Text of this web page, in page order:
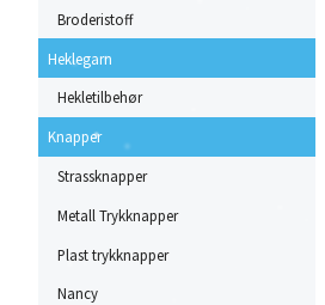
Broderistoff
Heklegarn
Hekletilbehør
Knapper
Strassknapper
Metall Trykknapper
Plast trykknapper
Nancy